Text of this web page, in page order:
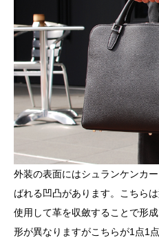
外装の表面にはシュランケンカ
ばれる凹凸があります。こちら
使用して革を収斂することで形
形が異なりますがこちらが1 点1